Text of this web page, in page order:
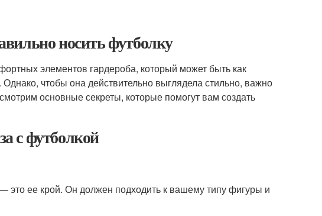
носить футболку
элементов гардероба, который может быть как
чтобы она действительно выглядела стильно, важно
основные секреты, которые помогут вам создать
с футболкой
это ее крой. Он должен подходить к вашему типу фигуры и